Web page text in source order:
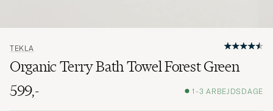
TEKLA
Organic Terry Bath Towel Forest Green
599,-
1-3 ARBEJDSDAGE